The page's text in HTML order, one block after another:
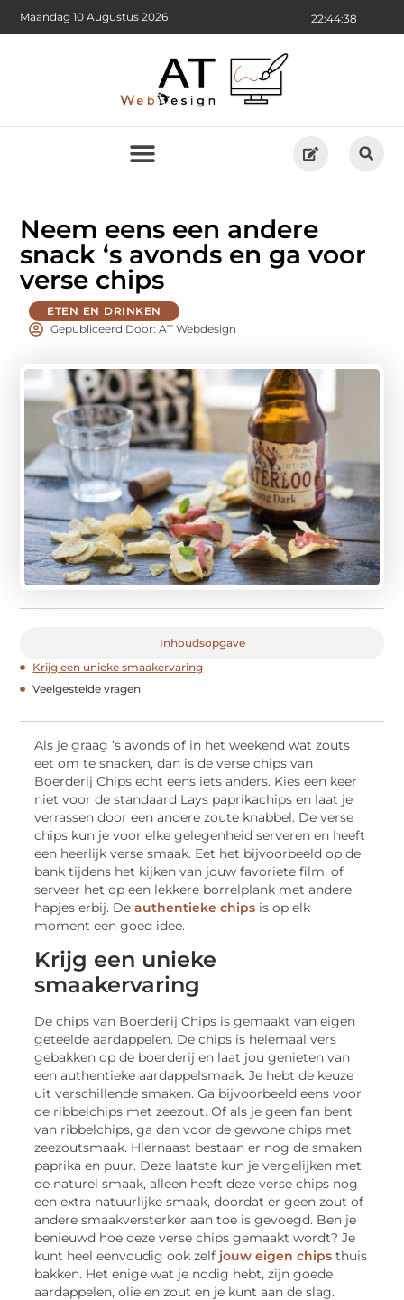
22:44:39
Maandag 10 Augustus 2026
Neem eens een andere
snack ‘s avonds en ga voor
verse chips
ETEN EN DRINKEN
Gepubliceerd Door: AT Webdesign
Inhoudsopgave
Krijg een unieke smaakervaring
Veelgestelde vragen
Als je graag ’s avonds of in het weekend wat zouts
eet om te snacken, dan is de verse chips van
Boerderij Chips echt eens iets anders. Kies een keer
niet voor de standaard Lays paprikachips en laat je
verrassen door een andere zoute knabbel. De verse
chips kun je voor elke gelegenheid serveren en heeft
een heerlijk verse smaak. Eet het bijvoorbeeld op de
bank tijdens het kijken van jouw favoriete film, of
serveer het op een lekkere borrelplank met andere
hapjes erbij. Deauthentieke chips is op elk
moment een goed idee.
Krijg een unieke
smaakervaring
De chips van Boerderij Chips is gemaakt van eigen
geteelde aardappelen. De chips is helemaal vers
gebakken op de boerderij en laat jou genieten van
een authentieke aardappelsmaak. Je hebt de keuze
uit verschillende smaken. Ga bijvoorbeeld eens voor
de ribbelchips met zeezout. Of als je geen fan bent
van ribbelchips, ga dan voor de gewone chips met
zeezoutsmaak. Hiernaast bestaan er nog de smaken
paprika en puur. Deze laatste kun je vergelijken met
de naturel smaak, alleen heeft deze verse chips nog
een extra natuurlijke smaak, doordat er geen zout of
andere smaakversterker aan toe is gevoegd. Ben je
benieuwd hoe deze verse chips gemaakt wordt? Je
kunt heel eenvoudig ook zelf jouw eigen chips thuis
bakken. Het enige wat je nodig hebt, zijn goede
aardappelen, olie en zout en je kunt aan de slag.